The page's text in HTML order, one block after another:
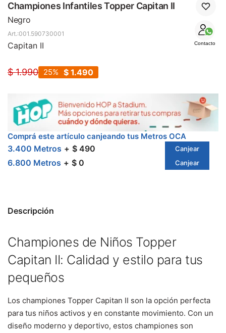
Championes Infantiles Topper Capitan II
Negro
Contacto
001.590730001
Capitan II
$ 1.990 $ 1.490
25
Comprá este artículo canjeando tus Metros OCA
3.400 Metros $ 490 Canjear
6.800 Metros $ 0 Canjear
Descripción
Championes de Niños Topper
Capitan II: Calidad y estilo para tus
pequeños
Los championes Topper Capitan II son la opción perfecta
para tus niños activos y en constante movimiento. Con un
diseño moderno y deportivo, estos championes son